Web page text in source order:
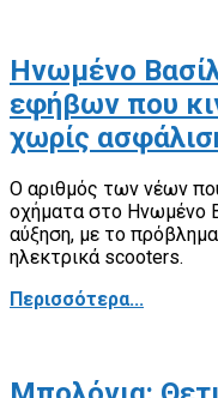
Ηνωμένο
εφήβων που
χωρίς
Ο αριθμός των νέων
οχήματα στο Ηνωμένο
αύξηση, με το
ηλεκτρικά scooters.
Περισσότερα...